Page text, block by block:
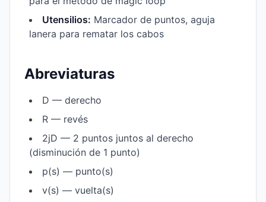
Utensilios: Marcador de puntos, aguja
lanera para rematar los cabos
Abreviaturas
D — derecho
R — revés
2jD — 2 puntos juntos al derecho
(disminución de 1 punto)
p(s) — punto(s)
v(s) — vuelta(s)